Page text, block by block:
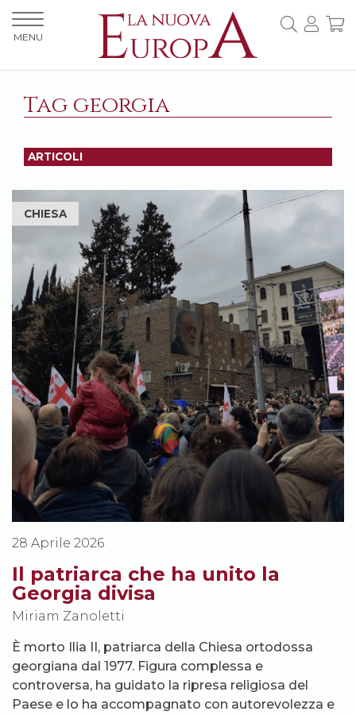
Tag georgia
ARTICOLI
CHIESA
28 Aprile 2026
Il patriarca che ha unito la
Georgia divisa
Miriam Zanoletti
È morto Ilia II, patriarca della Chiesa ortodossa
georgiana dal 1977. Figura complessa e
controversa, ha guidato la ripresa religiosa del
Paese e lo ha accompagnato con autorevolezza e
MENU